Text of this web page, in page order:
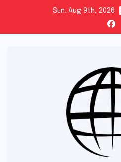
content
Sun. Aug 9th, 2026